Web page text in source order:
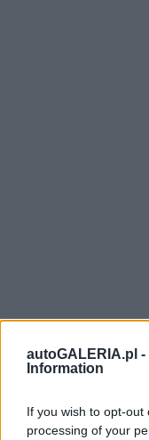
autoGALERIA.pl -
Information
If you wish to opt-
processing of your